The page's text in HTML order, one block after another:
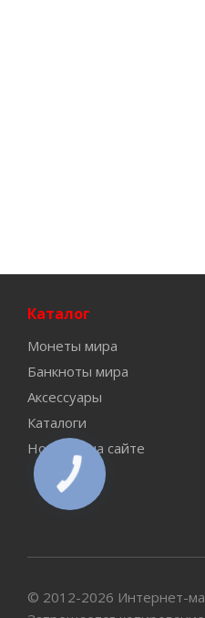
Каталог
Монеты мира
Банкноты мира
Аксессуары
Каталоги
Новинки на сайте
© 2012-2026 Интернет-
КНОПКА
СВЯЗИ